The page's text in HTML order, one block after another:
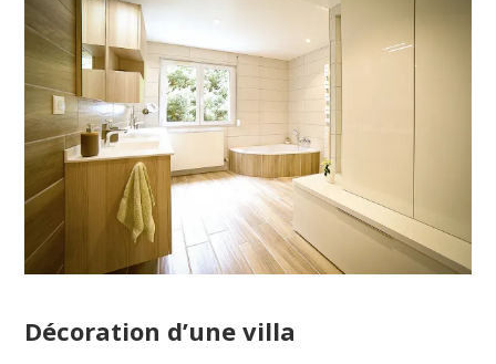
Décoration d’une villa